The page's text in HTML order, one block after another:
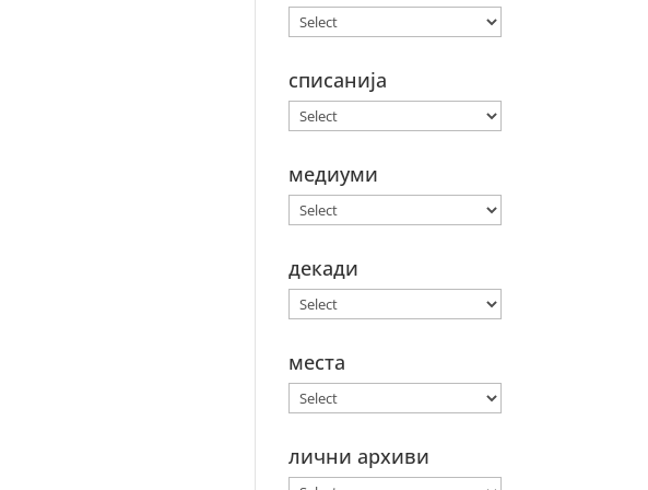
списанија
медиуми
декади
места
лични архиви